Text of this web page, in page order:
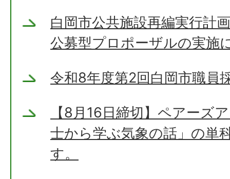
白岡市公共施設再編実行計
公募型プロポーザルの実施
令和8年度第2回白岡市職員
【8月16日締切】ペアーズ
士から学ぶ気象の話」の単
す。